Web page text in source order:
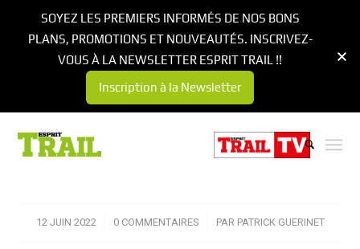
12 JUIN 2022
/ 0 COMMENTAIRES
/ PAR PATRICK GUERINET
SOYEZ LES PREMIERS INFORMÉS DE NOS BONS
PLANS, PROMOTIONS ET NOUVEAUTÉS. INSCRIVEZ-
VOUS À LA NEWSLETTER ESPRIT TRAIL !!
Inscription à la Newsletter